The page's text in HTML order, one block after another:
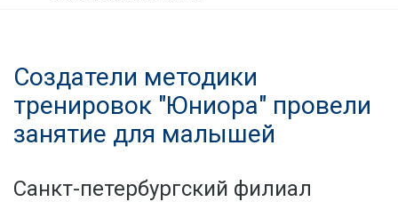
Создатели методики
тренировок "Юниора" провели
занятие для малышей
Санкт-петербургский филиал